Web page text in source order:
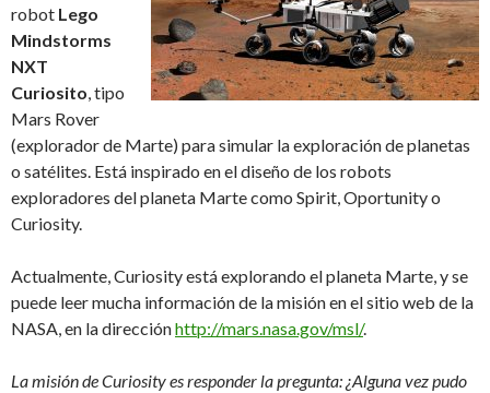
robot Lego
Mindstorms
NXT
Curiosito, tipo
Mars Rover
(explorador de Marte) para simular la exploración de planetas
o satélites. Está inspirado en el diseño de los robots
exploradores del planeta Marte como Spirit, Oportunity o
Curiosity.
Actualmente, Curiosity está explorando el planeta Marte, y se
puede leer mucha información de la misión en el sitio web de la
NASA, en la direcciónhttp://mars.nasa.gov/msl/.
La misión de Curiosity es responder la pregunta: ¿Alguna vez pudo